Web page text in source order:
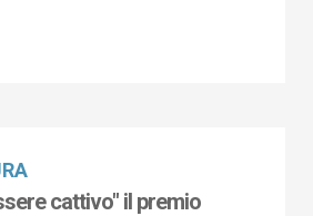
cattivo" il premio